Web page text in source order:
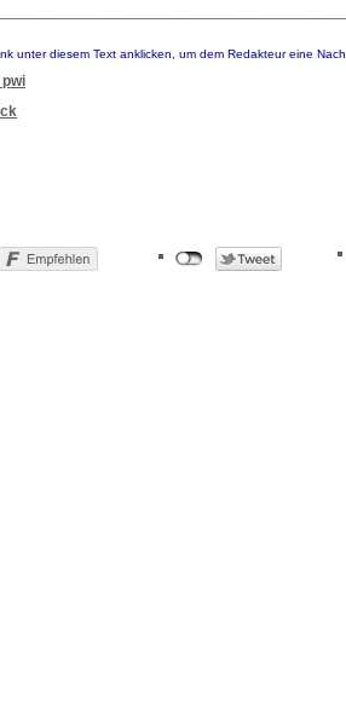
unter diesem Text anklicken, um dem Redakteur eine
pwi